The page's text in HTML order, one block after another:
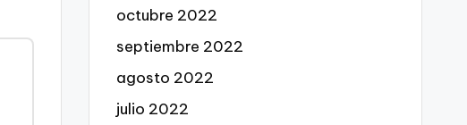
octubre 2022
septiembre 2022
agosto 2022
julio 2022